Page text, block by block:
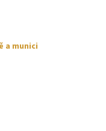
a munici